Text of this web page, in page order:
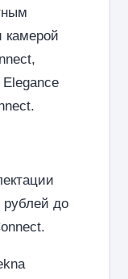
рублей до